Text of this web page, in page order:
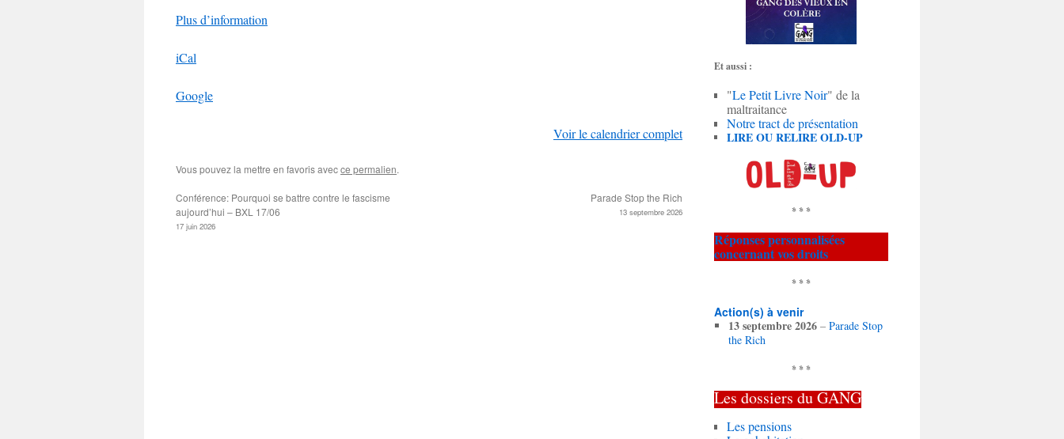
Plus d’information
iCal
Google
Voir le calendrier complet
Vous pouvez la mettre en favoris avecce permalien.
Conférence: Pourquoi se battre contre le fascisme
aujourd’hui – BXL 17/06
17 juin 2026
Parade Stop the Rich
13 septembre 2026
Et aussi :
"Le Petit Livre Noir" de la
maltraitance
Notre tract de présentation
LIRE OU RELIRE OLD-UP
* * *
Réponses personnalisées
concernant vos droits
* * *
Action(s) à venir
13 septembre 2026 –Parade Stop
the Rich
* * *
Les dossiers duGANG
Les pensions